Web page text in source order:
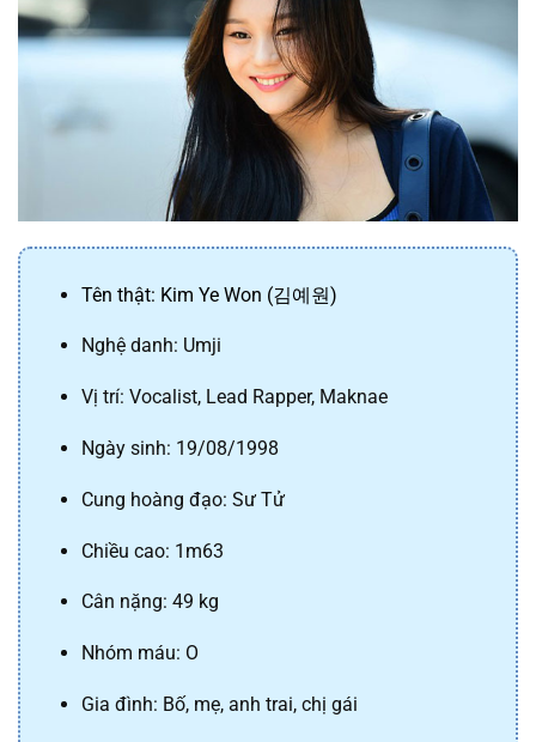
Tên thật: Kim Ye Won (김예원)
Nghệ danh: Umji
Vị trí: Vocalist, Lead Rapper, Maknae
Ngày sinh: 19/08/1998
Cung hoàng đạo: Sư Tử
Chiều cao: 1m63
Cân nặng: 49 kg
Nhóm máu: O
Gia đình: Bố, mẹ, anh trai, chị gái